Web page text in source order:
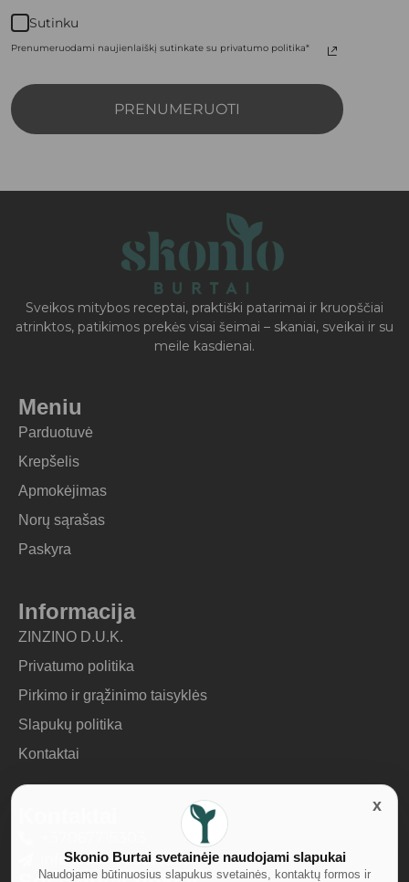
Sutinku
Prenumeruodami naujienlaiškį sutinkate su privatumo politika*
PRENUMERUOTI
Sveikos mitybos receptai, praktiški patarimai ir kruopščiai
atrinktos, patikimos prekės visai šeimai – skaniai, sveikai ir su
meile kasdienai.
Meniu
Parduotuvė
Krepšelis
Apmokėjimas
Norų sąrašas
Paskyra
Informacija
ZINZINO D.U.K.
Privatumo politika
Pirkimo ir grąžinimo taisyklės
Slapukų politika
Kontaktai
info@skonioburtai.lt
Skonio Burtai svetainėje naudojami slapukai
Naudojame būtinuosius slapukus svetainės, kontaktų formos ir